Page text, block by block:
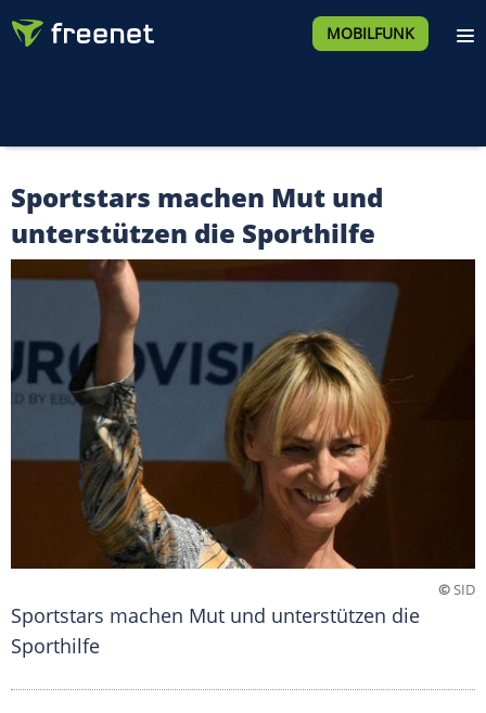
MOBILFUNK
Sportstars machen Mut und
unterstützen die Sporthilfe
©SID
Sportstars machen Mut und unterstützen die
Sporthilfe